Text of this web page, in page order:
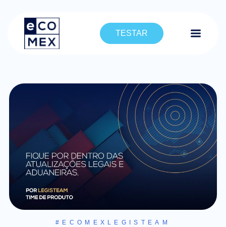
TESTAR
#ECOMEXLEGISTEAM